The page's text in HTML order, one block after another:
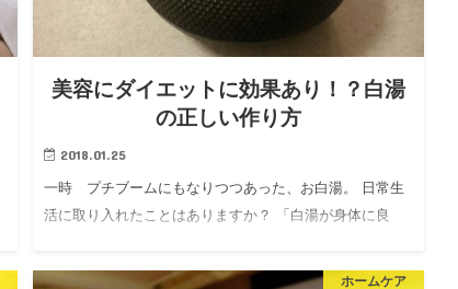
美容にダイエットに効果あり！？白湯
の正しい作り方
2018.01.25
一時 プチブームにもなりつつあった、お白湯。 日常生
活に取り入れたことはありますか？ 「白湯が身体に良
まれてきた白湯ですが、インドのアーユルベーダの世界
ホームケア